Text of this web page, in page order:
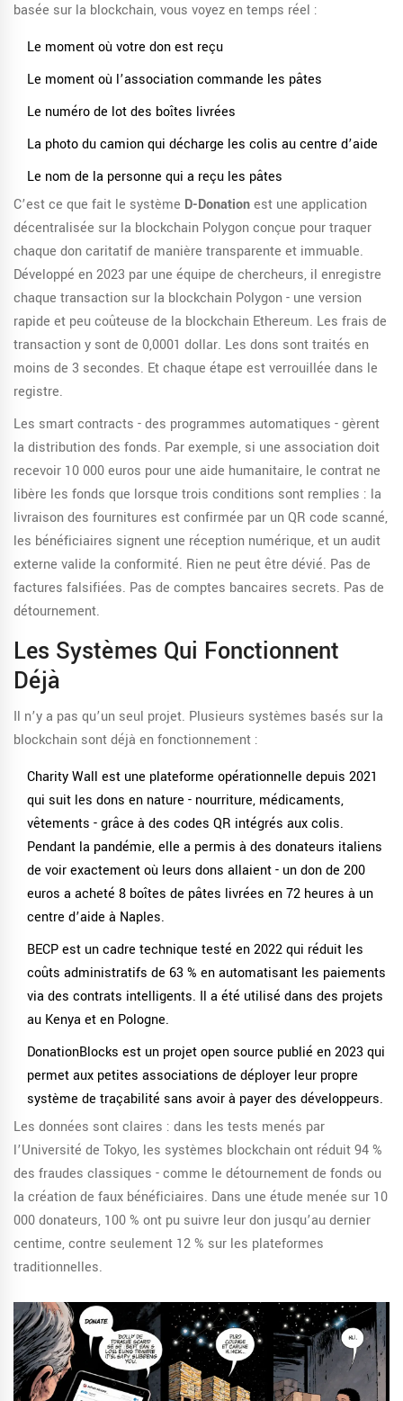
basée sur la blockchain, vous voyez en temps réel :
Le moment où votre don est reçu
Le moment où l’association commande les pâtes
Le numéro de lot des boîtes livrées
La photo du camion qui décharge les colis au centre d’aide
Le nom de la personne qui a reçu les pâtes
C’est ce que fait le système D-Donationest une application
décentralisée sur la blockchain Polygon conçue pour traquer
chaque don caritatif de manière transparente et immuable.
Développé en 2023 par une équipe de chercheurs, il enregistre
chaque transaction sur la blockchain Polygon - une version
rapide et peu coûteuse de la blockchain Ethereum. Les frais de
transaction y sont de 0,0001 dollar. Les dons sont traités en
moins de 3 secondes. Et chaque étape est verrouillée dans le
registre.
Les smart contracts - des programmes automatiques - gèrent
la distribution des fonds. Par exemple, si une association doit
recevoir 10 000 euros pour une aide humanitaire, le contrat ne
libère les fonds que lorsque trois conditions sont remplies : la
livraison des fournitures est confirmée par un QR code scanné,
les bénéficiaires signent une réception numérique, et un audit
externe valide la conformité. Rien ne peut être dévié. Pas de
factures falsifiées. Pas de comptes bancaires secrets. Pas de
détournement.
Les Systèmes Qui Fonctionnent
Déjà
Il n’y a pas qu’un seul projet. Plusieurs systèmes basés sur la
blockchain sont déjà en fonctionnement :
Charity Wall est une plateforme opérationnelle depuis 2021
qui suit les dons en nature - nourriture, médicaments,
vêtements - grâce à des codes QR intégrés aux colis.
Pendant la pandémie, elle a permis à des donateurs italiens
de voir exactement où leurs dons allaient - un don de 200
euros a acheté 8 boîtes de pâtes livrées en 72 heures à un
centre d’aide à Naples.
BECPest un cadre technique testé en 2022 qui réduit les
coûts administratifs de 63 % en automatisant les paiements
via des contrats intelligents. Il a été utilisé dans des projets
au Kenya et en Pologne.
DonationBlocks est un projet open source publié en 2023 qui
permet aux petites associations de déployer leur propre
système de traçabilité sans avoir à payer des développeurs.
Les données sont claires : dans les tests menés par
l’Université de Tokyo, les systèmes blockchain ont réduit 94 %
des fraudes classiques - comme le détournement de fonds ou
la création de faux bénéficiaires. Dans une étude menée sur 10
000 donateurs, 100 % ont pu suivre leur don jusqu’au dernier
centime, contre seulement 12 % sur les plateformes
traditionnelles.